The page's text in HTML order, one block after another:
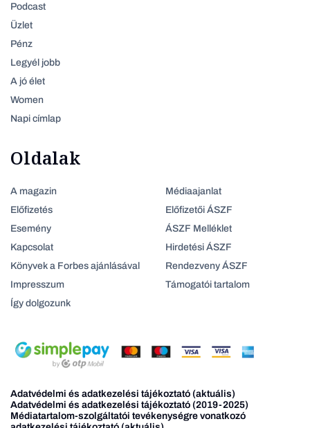
Podcast
Üzlet
Pénz
Legyél jobb
A jó élet
Women
Napi címlap
Oldalak
A magazin
Előfizetés
Esemény
Kapcsolat
Könyvek a Forbes ajánlásával
Impresszum
Így dolgozunk
Médiaajanlat
Előfizetői ÁSZF
ÁSZF Melléklet
Hirdetési ÁSZF
Rendezveny ÁSZF
Támogatói tartalom
Adatvédelmi és adatkezelési tájékoztató (aktuális)
Adatvédelmi és adatkezelési tájékoztató (2019-2025)
Médiatartalom-szolgáltatói tevékenységre vonatkozó